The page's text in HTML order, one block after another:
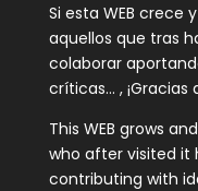
Si esta WEB crece
aquellos que tras
colaborar
críticas… , ¡Gracias
This WEB grows
who after visited it
contributing with